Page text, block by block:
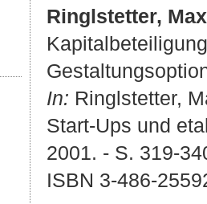
Ringlstetter, Max
In: Ringlstetter,
Start-Ups und
2001. - S. 319-
ISBN 3-486-